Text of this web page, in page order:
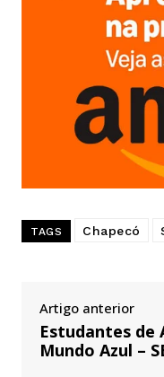
TAGS Chapecó
Artigo anterior
Estudantes de
Mundo Azul –